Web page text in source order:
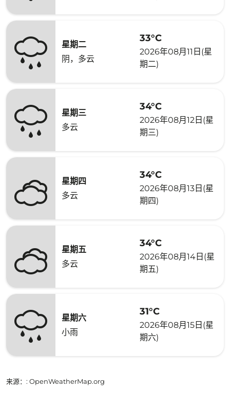
星期二
阴，多云
33°C
2026年08月11日(星
期二)
星期三
多云
34°C
2026年08月12日(星
期三)
星期四
多云
34°C
2026年08月13日(星
期四)
星期五
多云
34°C
2026年08月14日(星
期五)
星期六
小雨
31°C
2026年08月15日(星
期六)
来源： : OpenWeatherMap.org